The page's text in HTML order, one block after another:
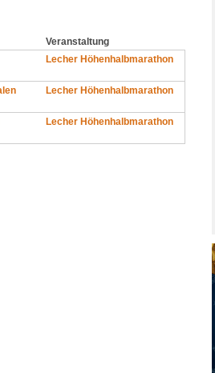
Veranstaltung
Lecher Höhenhalbmarathon
Lecher Höhenhalbmarathon
Lecher Höhenhalbmarathon